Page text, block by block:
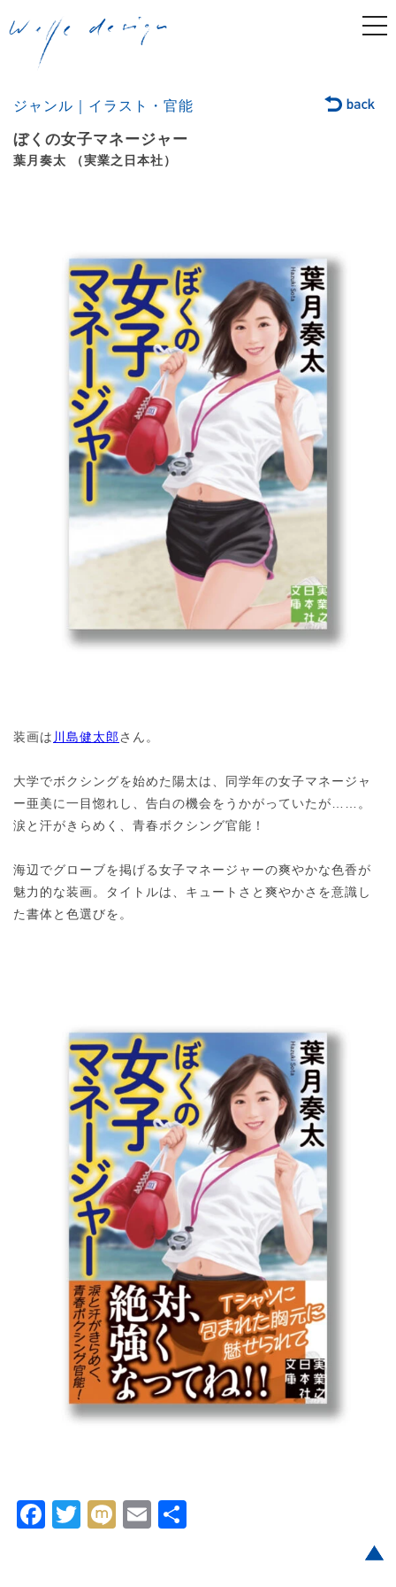
ジャンル｜イラスト・官能
ぼくの女子マネージャー
葉月奏太 （実業之日本社）
装画は 川島健太郎 さん。
大学でボクシングを始めた陽太は、同学年の女子マネージャ
ー亜美に一目惚れし、告白の機会をうかがっていたが……。
涙と汗がきらめく、青春ボクシング官能！
海辺でグローブを掲げる女子マネージャーの爽やかな色香が
魅力的な装画。タイトルは、キュートさと爽やかさを意識し
た書体と色選びを。
Facebook
Twitter
MixiEmail